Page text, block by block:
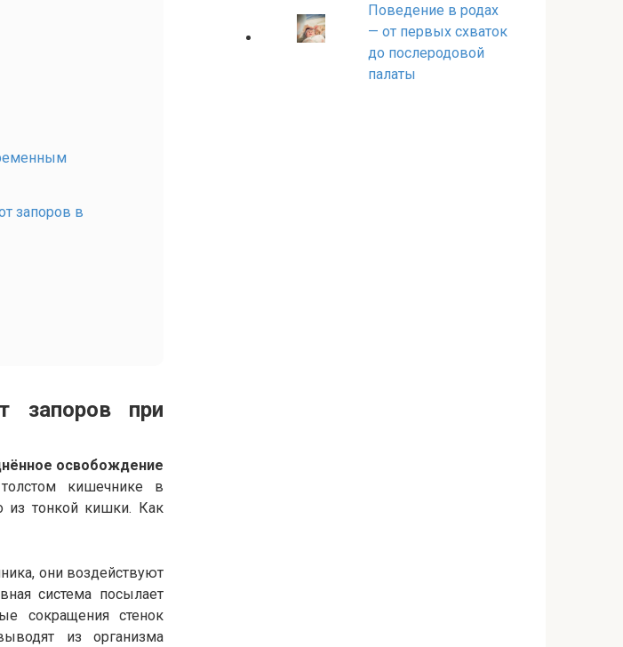
запоров в
запоров при
освобождение
кишечнике в
из тонкой кишки. Как
они воздействуют
система посылает
сокращения стенок
из организма
Поведение в родах
— от первых схваток
до послеродовой
палаты